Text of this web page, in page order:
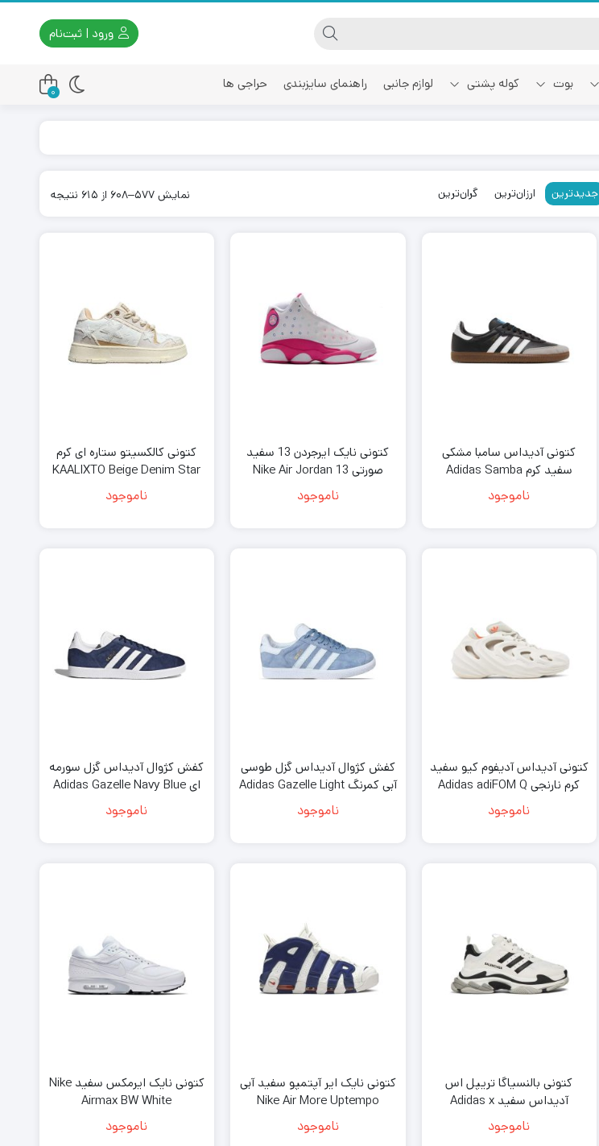
ورود | ثبت‌نام
بوت کوله پشتی لوازم جانبی راهنمای سایزبندی حراجی ها
0
جدیدترین ارزان‌ترین گران‌ترین نمایش 577–608 از 615 نتیجه
مرتب‌سازی
کتونى آدیداس سامبا مشکی
سفید کرم Adidas Samba
Vegan Black Gum
ناموجود
کتونی نایک ایرجردن 13 سفید
صورتی Nike Air Jordan 13
Retro White Pink
ناموجود
کتونی کالکسیتو ستاره ای کرم
KAALIXTO Beige Denim Star
Sneakers
ناموجود
کتونی آدیداس آدیفوم کیو سفید
کرم نارنجی Adidas adiFOM Q
Off-White
ناموجود
کفش کژوال آدیداس گزل طوسی
آبی کمرنگ Adidas Gazelle Light
Blue Grey
ناموجود
کفش کژوال آدیداس گزل سورمه
ای Adidas Gazelle Navy Blue
ناموجود
کتونی بالنسیاگا تریپل اس
آدیداس سفید Adidas x
Balenciaga Triple S Sneaker
White
ناموجود
کتونی نایک ایر آپتمپو سفید آبی
Nike Air More Uptempo
Knicks
ناموجود
کتونی نایک ایرمکس سفید Nike
Airmax BW White
ناموجود